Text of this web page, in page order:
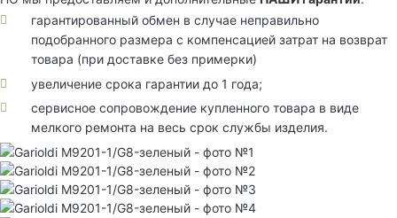
гарантированный обмен в случае неправильно
подобранного размера с компенсацией затрат на возврат
товара (при доставке без примерки)
увеличение срока гарантии до 1 года;
сервисное сопровождение купленного товара в виде
мелкого ремонта на весь срок службы изделия.